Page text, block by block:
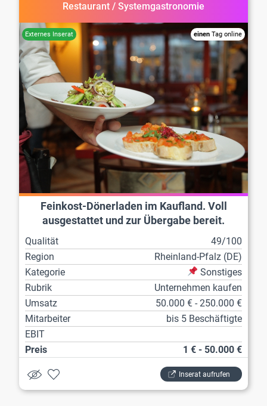
Restaurant / Systemgastronomie
einen Tag online
Feinkost-Dönerladen im Kaufland. Voll
ausgestattet und zur Übergabe bereit.
Qualität
49/100
Region
Rheinland-Pfalz (DE)
Kategorie
Sonstiges
Rubrik
Unternehmen kaufen
Umsatz
50.000 € - 250.000 €
Mitarbeiter
bis 5 Beschäftigte
EBIT
Preis
1 € - 50.000 €
Inserat aufrufen